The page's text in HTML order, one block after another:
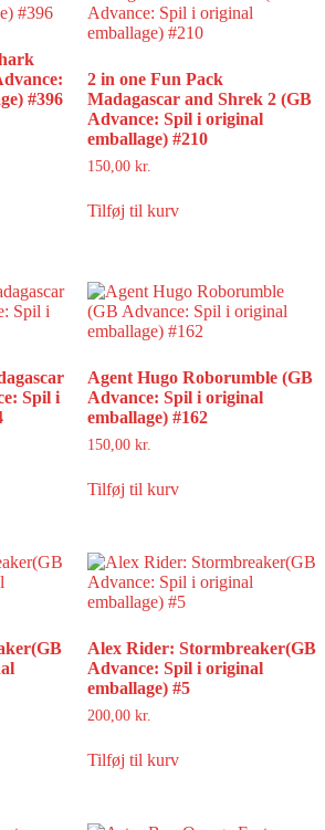
#396
2 in one Fun Pack
Madagascar and Shrek 2 (GB
Advance: Spil i original
emballage) #210
150,00 kr.
Tilføj til kurv
Spil i
Agent Hugo Roborumble (GB
Advance: Spil i original
emballage) #162
150,00 kr.
Tilføj til kurv
Alex Rider: Stormbreaker(GB
Advance: Spil i original
emballage) #5
200,00 kr.
Tilføj til kurv